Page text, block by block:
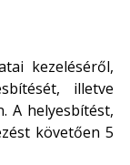
kezeléséről,
illetve
A helyesbítést,
követően 5